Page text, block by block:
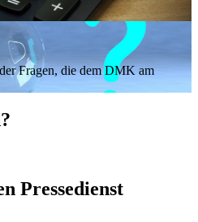
Fragen, die dem DMK am
Pressedienst